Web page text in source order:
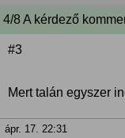
4/8 A kérdező
#3
Mert talán egyszer
ápr. 17. 22:31